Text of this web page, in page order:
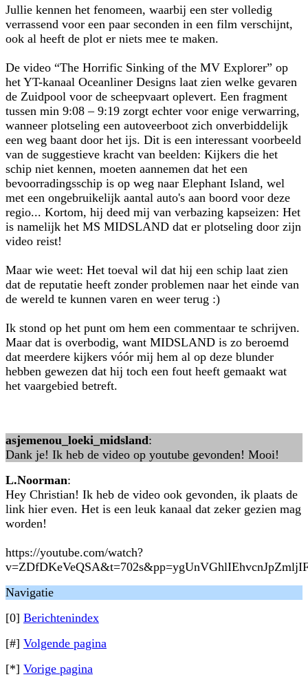
Jullie kennen het fenomeen, waarbij een ster volledig
verrassend voor een paar seconden in een film verschijnt,
ook al heeft de plot er niets mee te maken.
De video “The Horrific Sinking of the MV Explorer” op
het YT-kanaal Oceanliner Designs laat zien welke gevaren
de Zuidpool voor de scheepvaart oplevert. Een fragment
tussen min 9:08 – 9:19 zorgt echter voor enige verwarring,
wanneer plotseling een autoveerboot zich onverbiddelijk
een weg baant door het ijs. Dit is een interessant voorbeeld
van de suggestieve kracht van beelden: Kijkers die het
schip niet kennen, moeten aannemen dat het een
bevoorradingsschip is op weg naar Elephant Island, wel
met een ongebruikelijk aantal auto's aan boord voor deze
regio... Kortom, hij deed mij van verbazing kapseizen: Het
is namelijk het MS MIDSLAND dat er plotseling door zijn
video reist!
Maar wie weet: Het toeval wil dat hij een schip laat zien
dat de reputatie heeft zonder problemen naar het einde van
de wereld te kunnen varen en weer terug :)
Ik stond op het punt om hem een commentaar te schrijven.
Maar dat is overbodig, want MIDSLAND is zo beroemd
dat meerdere kijkers vóór mij hem al op deze blunder
hebben gewezen dat hij toch een fout heeft gemaakt wat
het vaargebied betreft.
asjemenou_loeki_midsland:
Dank je! Ik heb de video op youtube gevonden! Mooi!
L.Noorman:
Hey Christian! Ik heb de video ook gevonden, ik plaats de
link hier even. Het is een leuk kanaal dat zeker gezien mag
worden!
https://youtube.com/watch?
Navigatie
[0] Berichtenindex
[#] Volgende pagina
[*] Vorige pagina